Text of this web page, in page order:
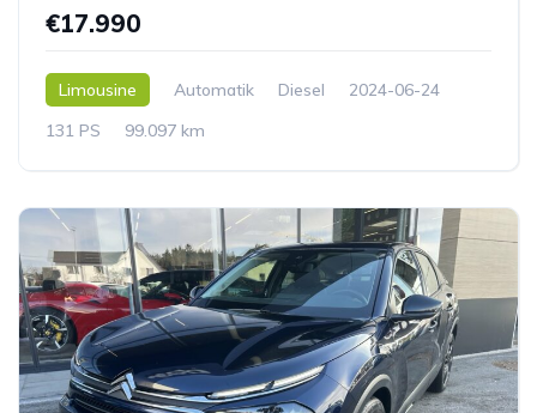
€17.990
Limousine Automatik Diesel
2024-06-24
131 PS
99.097 km